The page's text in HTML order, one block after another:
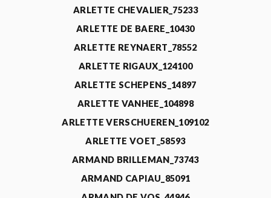
ARLETTE CHEVALIER_75233
ARLETTE DE BAERE_10430
ARLETTE REYNAERT_78552
ARLETTE RIGAUX_124100
ARLETTE SCHEPENS_14897
ARLETTE VANHEE_104898
ARLETTE VERSCHUEREN_109102
ARLETTE VOET_58593
ARMAND BRILLEMAN_73743
ARMAND CAPIAU_85091